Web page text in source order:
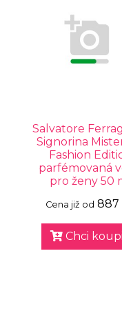
Salvatore
Signorina
Fashion
parfémovaná
pro ženy 50
Cena již od 887
Chci